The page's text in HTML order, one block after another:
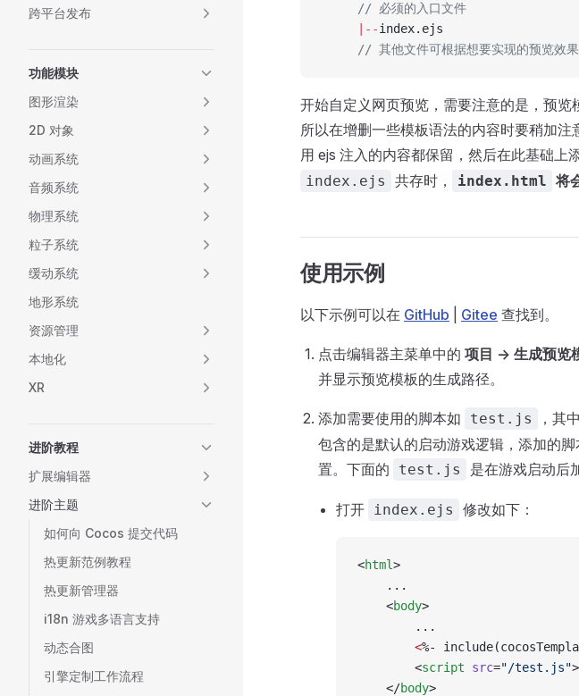
跨平台发布
功能模块
图形渲染
2D 对象
动画系统
音频系统
物理系统
粒子系统
缓动系统
地形系统
资源管理
本地化
XR
进阶教程
扩展编辑器
进阶主题
如何向 Cocos 提交代码
热更新范例教程
热更新管理器
i18n 游戏多语言支持
动态合图
引擎定制工作流程
     // 必须的入口文件
     |--
index.ejs
// 其他文件可根据想要实现的预览效
开始自定义网页预览，需要注意的是，预览
所以在增删一些模板语法的内容时要稍加
用 ejs 注入的内容都保留，然后在此基础上
index.ejs 共存时， index.html 将
使用示例
以下示例可以在 GitHub Gitee 查找到。
点击编辑器主菜单中的 项目 -> 生成预览
并显示预览模板的生成路径。
添加需要使用的脚本如 test.js ，其中
包含的是默认的启动游戏逻辑，添加的
置。下面的
test.js 是在游戏启动后
打开 index.ejs 修改如下：
<html>
    ...
    <
body>
        ...
        <
%-
        <
script src="/test.js"
    </
body>